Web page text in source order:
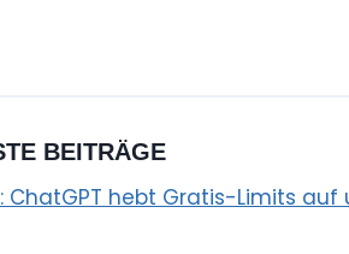
BEITRÄGE
ChatGPT hebt Gratis-Limits